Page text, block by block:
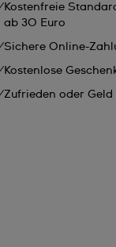
Kostenfreie
ab 30 Euro
Sichere Online-
Kostenlose
Zufrieden oder Geld